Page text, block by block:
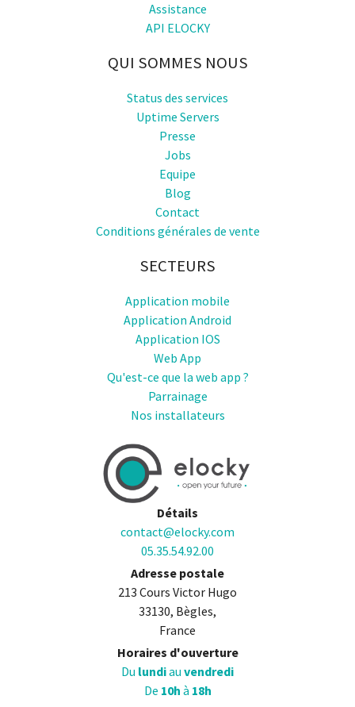
Assistance
API ELOCKY
QUI SOMMES NOUS
Status des services
Uptime Servers
Presse
Jobs
Equipe
Blog
Contact
Conditions générales de vente
SECTEURS
Application mobile
Application Android
Application IOS
Web App
Qu'est-ce que la web app ?
Parrainage
Nos installateurs
Détails
contact@elocky.com
05.35.54.92.00
Adresse postale
213 Cours Victor Hugo
33130, Bègles,
France
Horaires d'ouverture
Du lundiau vendredi
De 10h à 18h